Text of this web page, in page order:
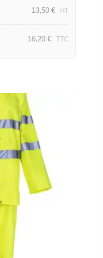
13,50 € HT
16,20 € TTC